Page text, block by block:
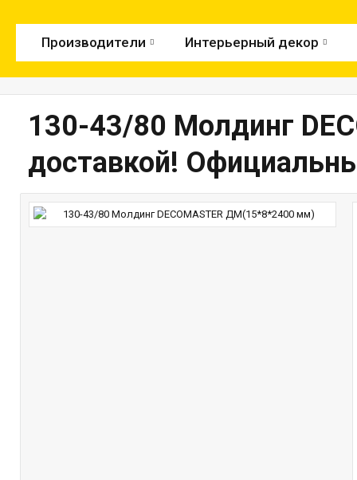
Производители Интерьерный декор
130-43/80 Молдинг
доставкой!